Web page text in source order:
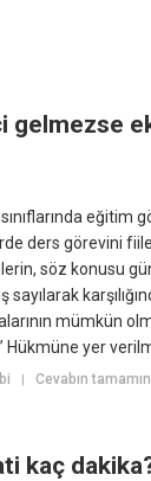
gelmezse
eğitim
ders görevini
söz konusu
mümkün
Hükmüne yer
|Cevabın
kaç